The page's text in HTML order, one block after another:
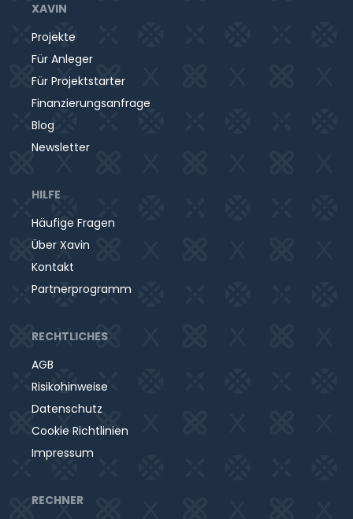
XAVIN
Projekte
Für Anleger
Für Projektstarter
Finanzierungsanfrage
Blog
Newsletter
HILFE
Häufige Fragen
Über Xavin
Kontakt
Partnerprogramm
RECHTLICHES
AGB
Risikohinweise
Datenschutz
Cookie Richtlinien
Impressum
RECHNER